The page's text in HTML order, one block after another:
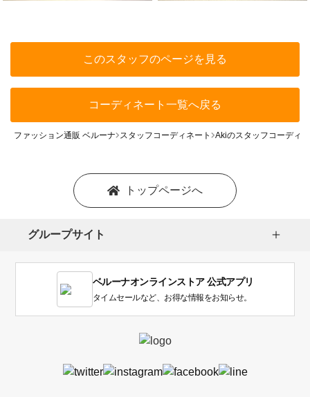
このスタッフのページを見る
コーディネート一覧へ戻る
ファッション通販 ベルーナ スタッフコーディネート Akiのスタッフコーディ
トップページへ
グループサイト
ベルーナオンラインストア 公式アプリ
タイムセールなど、お得な情報をお知らせ。